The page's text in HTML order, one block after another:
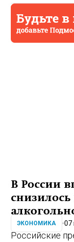
В России
снизилось
ЭКОНОМИКА 07
Российские